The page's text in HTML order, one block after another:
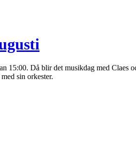
15:00. Då blir det musikdag med
sin orkester.